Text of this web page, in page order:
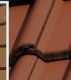
Pose de